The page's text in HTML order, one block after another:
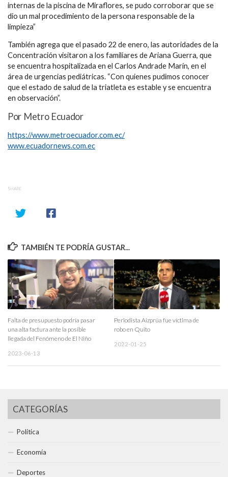
internas de la piscina de Miraflores, se pudo corroborar que se
dio un mal procedimiento de la persona responsable de la
limpieza”
También agrega que el pasado 22 de enero, las autoridades de la
Concentración visitaron a los familiares de Ariana Guerra, que
se encuentra hospitalizada en el Carlos Andrade Marín, en el
área de urgencias pediátricas. “Con quienes pudimos conocer
que el estado de salud de la triatleta es estable y se encuentra
en observación”.
Por Metro Ecuador
https://www.metroecuador.com.ec/
www.ecuadornews.com.ec
SHARE
TAMBIÉN TE PODRÍA GUSTAR...
Falta de presupuesto podría pasar
una alta factura ante la posible
llegada del Fenómeno de El Niño
2023-06-13
Periodista Aizprúa fue víctima de
robo en Quito
2022-01-25
CATEGORÍAS
Política
Economía
Deportes